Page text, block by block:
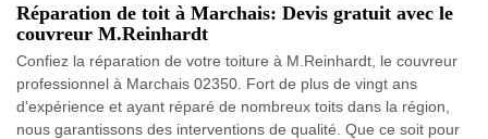
Réparation de toit à Marchais: Devis gratuit avec le
couvreur M.Reinhardt
Confiez la réparation de votre toiture à M.Reinhardt, le couvreur
professionnel à Marchais 02350. Fort de plus de vingt ans
d'expérience et ayant réparé de nombreux toits dans la région,
nous garantissons des interventions de qualité. Que ce soit pour